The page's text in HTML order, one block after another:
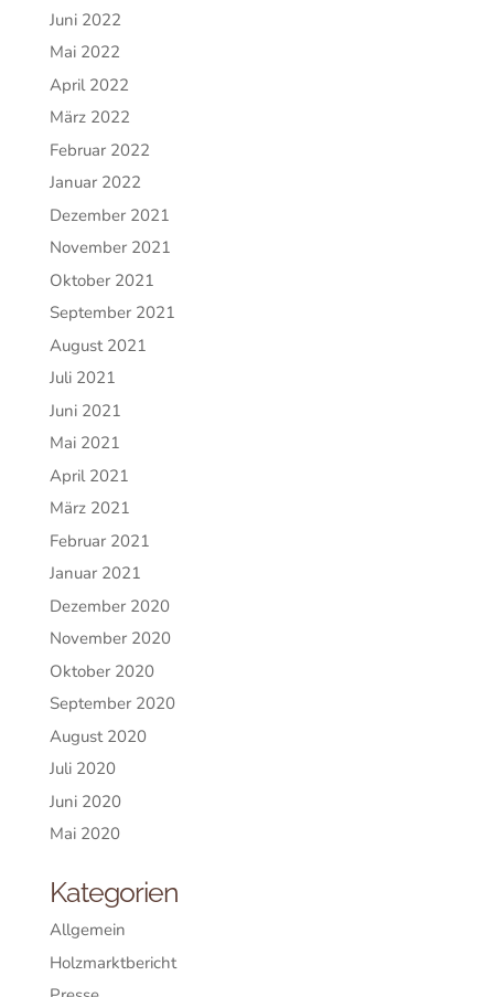
Juni 2022
Mai 2022
April 2022
März 2022
Februar 2022
Januar 2022
Dezember 2021
November 2021
Oktober 2021
September 2021
August 2021
Juli 2021
Juni 2021
Mai 2021
April 2021
März 2021
Februar 2021
Januar 2021
Dezember 2020
November 2020
Oktober 2020
September 2020
August 2020
Juli 2020
Juni 2020
Mai 2020
Kategorien
Allgemein
Holzmarktbericht